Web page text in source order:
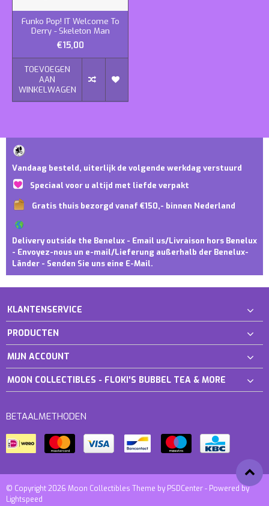
Funko Pop! IT Welcome To
Derry - Skeleton Man
€15,00
TOEVOEGEN
AAN
WINKELWAGEN
Vandaag besteld, uiterlijk de volgende werkdag verstuurd
Speciaal voor u altijd met liefde verpakt
Gratis thuis bezorgd vanaf €150,- binnen Nederland
Delivery outside the Benelux - Email us/Livraison hors Benelux
- Envoyez-nous un e-mail/Lieferung außerhalb der Benelux-
Länder - Senden Sie uns eine E-Mail.
KLANTENSERVICE
PRODUCTEN
MIJN ACCOUNT
MOON COLLECTIBLES - FLOKI'S BUBBEL TEA & MORE
BETAALMETHODEN
© Copyright 2026 Moon Collectibles Theme by PSDCenter- Powered by
Lightspeed